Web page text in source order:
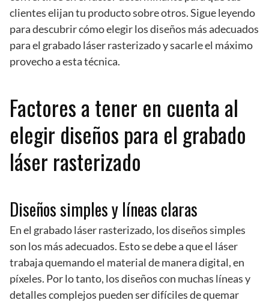
clientes elijan tu producto sobre otros. Sigue leyendo
para descubrir cómo elegir los diseños más adecuados
para el grabado láser rasterizado y sacarle el máximo
provecho a esta técnica.
Factores a tener en cuenta al
elegir diseños para el grabado
láser rasterizado
Diseños simples y líneas claras
En el grabado láser rasterizado, los diseños simples
son los más adecuados. Esto se debe a que el láser
trabaja quemando el material de manera digital, en
píxeles. Por lo tanto, los diseños con muchas líneas y
detalles complejos pueden ser difíciles de quemar